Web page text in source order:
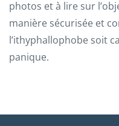
photos et à lire sur
manière sécurisée et
l’ithyphallophobe soit
panique.